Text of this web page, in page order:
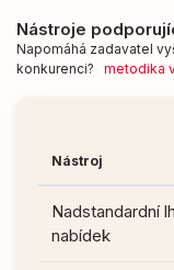
Nástroje
Napomáhá zadavatel
konkurenci? metodika
Nástroj
Nadstandardní
nabídek